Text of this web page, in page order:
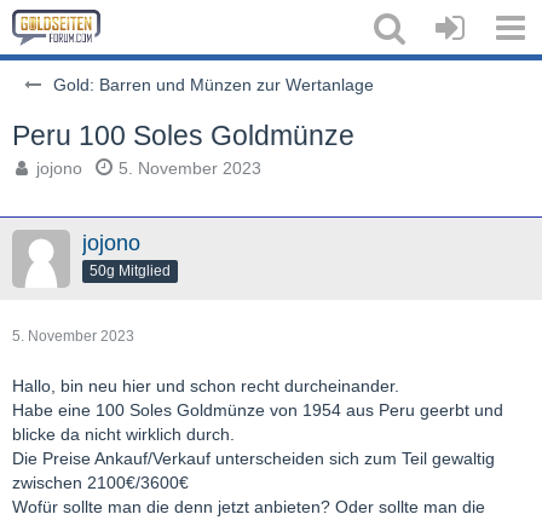
Gold: Barren und Münzen zur Wertanlage
Peru 100 Soles Goldmünze
jojono 5. November 2023
jojono
50g Mitglied
5. November 2023
Hallo, bin neu hier und schon recht durcheinander.
Habe eine 100 Soles Goldmünze von 1954 aus Peru geerbt und
blicke da nicht wirklich durch.
Die Preise Ankauf/Verkauf unterscheiden sich zum Teil gewaltig
zwischen 2100€/3600€
Wofür sollte man die denn jetzt anbieten? Oder sollte man die